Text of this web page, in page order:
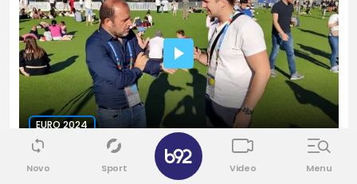
EURO 2024
Tankredi Palmeri za B92.sport
Novo Sport Video Menu